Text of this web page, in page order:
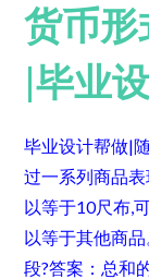
货币形
|毕业
毕业设计帮做|
过一系列商品
以等于10尺布,
以等于其他商
段?答案：总和